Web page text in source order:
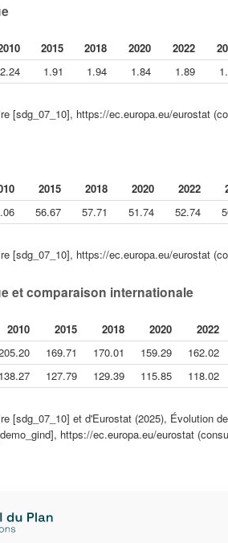
2015 2018 2020 2022
2.24 1.91 1.94 1.84 1.89
[sdg_07_10], https://ec.europa.eu/eurostat
2015 2018 2020 2022
56.67 57.71 51.74 52.74
[sdg_07_10], https://ec.europa.eu/eurostat
et comparaison internationale
2010 2015 2018 2020 2022
169.71 170.01 159.29 162.02
138.27 127.79 129.39 115.85 118.02
[sdg_07_10] et d'Eurostat (2025), Évolution
https://ec.europa.eu/eurostat